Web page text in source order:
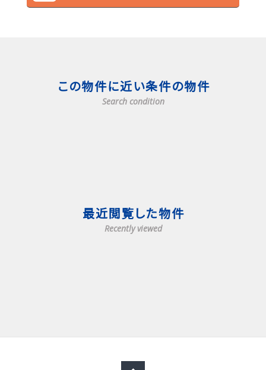
この物件に近い条件の物件
Search condition
最近閲覧した物件
Recently viewed